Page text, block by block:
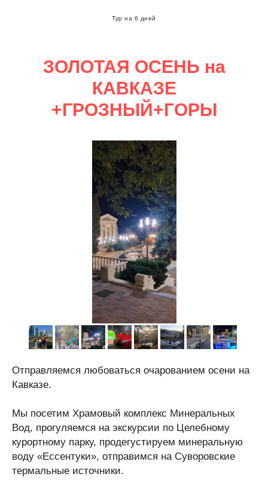
Тур на 6 дней
ЗОЛОТАЯ ОСЕНЬ на
КАВКАЗЕ
+ГРОЗНЫЙ+ГОРЫ
Отправляемся любоваться очарованием осени на
Кавказе.
Мы посетим Храмовый комплекс Минеральных
Вод, прогуляемся на экскурсии по Целебному
курортному парку, продегустируем минеральную
воду «Ессентуки», отправимся на Суворовские
термальные источники.